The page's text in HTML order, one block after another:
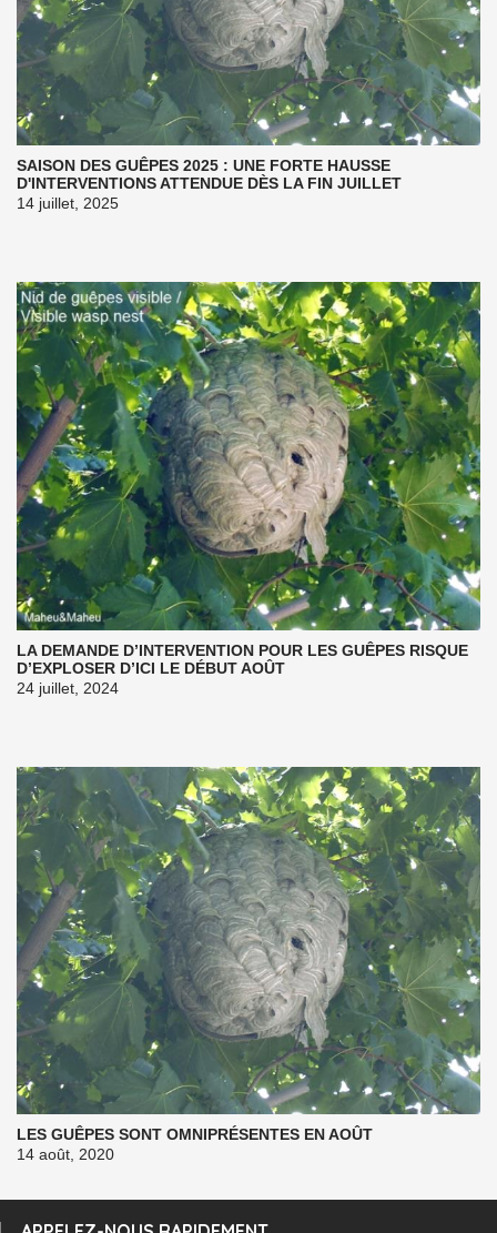
SAISON DES GUÊPES 2025 : UNE FORTE HAUSSE
D'INTERVENTIONS ATTENDUE DÈS LA FIN JUILLET
14 juillet, 2025
LA DEMANDE D’INTERVENTION POUR LES GUÊPES RISQUE
D’EXPLOSER D’ICI LE DÉBUT AOÛT
24 juillet, 2024
LES GUÊPES SONT OMNIPRÉSENTES EN AOÛT
14 août, 2020